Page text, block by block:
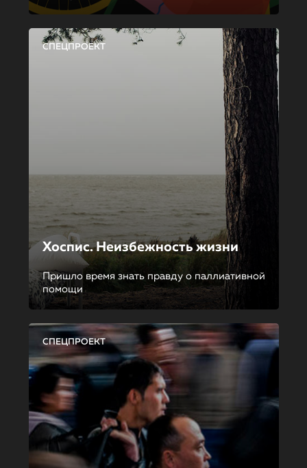
СПЕЦПРОЕКТ
Хоспис. Неизбежность жизни
Пришло время знать правду о паллиативной
помощи
СПЕЦПРОЕКТ